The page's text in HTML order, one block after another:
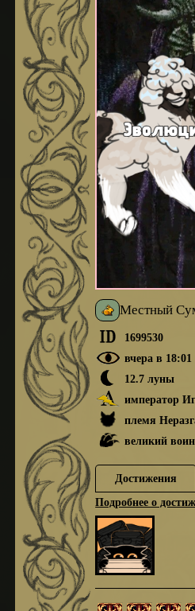
Местный
1699530
вчера в 18:01
12.7 луны
император
племя
великий воин
Достижения
Подробнее о